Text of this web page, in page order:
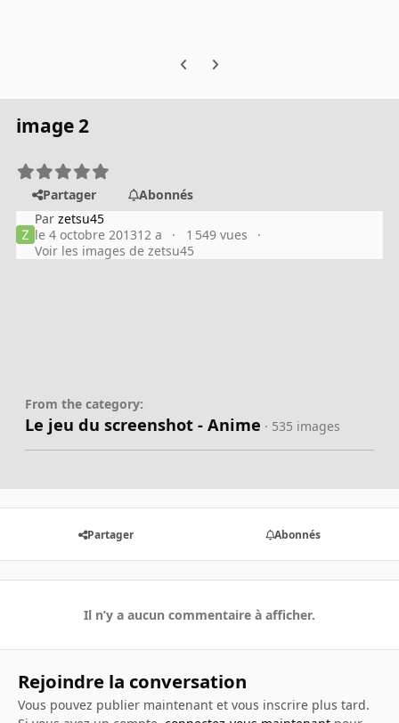
Previous carousel slide
Next carousel slide
image 2
Partager
Abonnés
Parzetsu45
le 4 octobre 201312 a
1 549 vues
Voir les images de zetsu45
From the category:
Le jeu du screenshot - Anime · 535 images
Partager Abonnés
Il n’y a aucun commentaire à afficher.
Rejoindre la conversation
Vous pouvez publier maintenant et vous inscrire plus tard.